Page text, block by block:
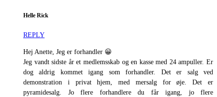
Helle Rick
REPLY
Hej Anette, Jeg er forhandler 😀
Jeg vandt sidste år et medlemsskab og en kasse med 24 ampuller. Er
dog aldrig kommet igang som forhandler. Det er salg ved
demonstration i privat hjem, med mersalg for øje. Det er
pyramidesalg. Jo flere forhandlere du får igang, jo flere